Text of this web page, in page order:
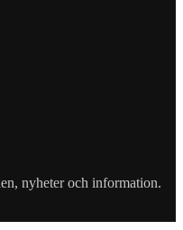
nyheter och information.